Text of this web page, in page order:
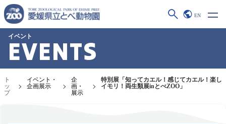
EN
イベント
EVENTS
ト
ッ
プ
イベント・
企画展示
企
画・
展示
特別展「知ってカエル！感じてカエル！楽し
イモリ！両生類展inとべZOO」